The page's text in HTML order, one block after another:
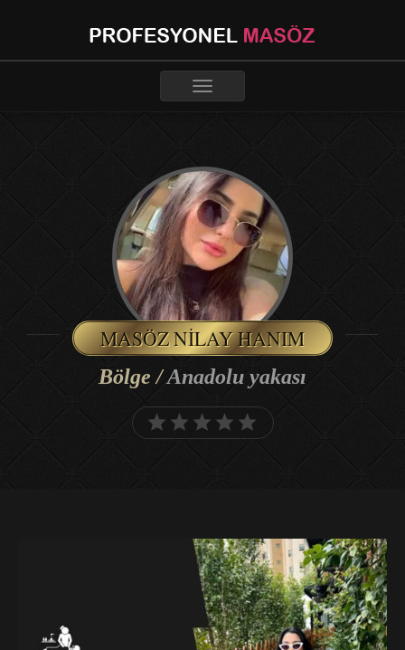
Toggle
MASÖZ NILAY HANIM
Bölge /Anadolu yakası